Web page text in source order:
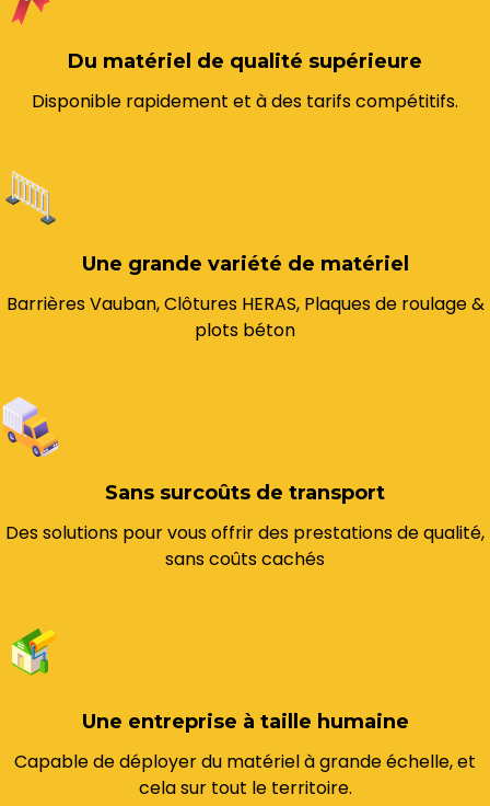
Du matériel de qualité supérieure
Disponible rapidement et à des tarifs compétitifs.
Une grande variété de matériel
Barrières Vauban, Clôtures HERAS, Plaques de roulage &
plots béton
Sans surcoûts de transport
Des solutions pour vous offrir des prestations de qualité,
sans coûts cachés
Une entreprise à taille humaine
Capable de déployer du matériel à grande échelle, et
cela sur tout le territoire.